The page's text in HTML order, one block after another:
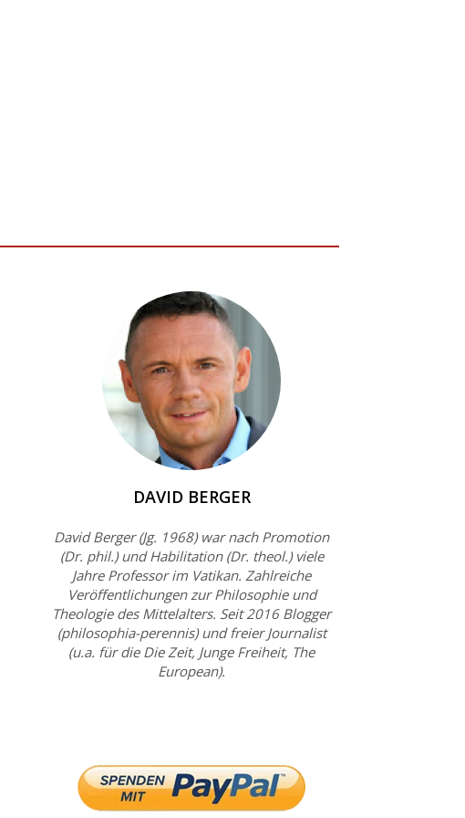
DAVID BERGER
David Berger (Jg. 1968) war nach Promotion
(Dr. phil.) und Habilitation (Dr. theol.) viele
Jahre Professor im Vatikan. Zahlreiche
Veröffentlichungen zur Philosophie und
Theologie des Mittelalters. Seit 2016 Blogger
(philosophia-perennis) und freier Journalist
(u.a. für die Die Zeit, Junge Freiheit, The
European).